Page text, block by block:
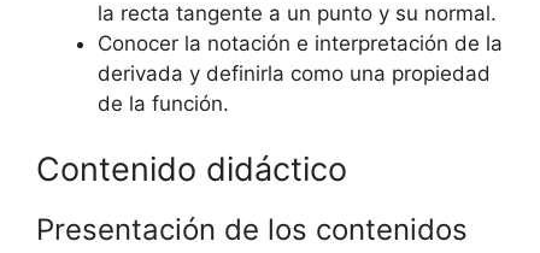
la recta tangente a un punto y su normal.
Conocer la notación e interpretación de la
derivada y definirla como una propiedad
de la función.
Contenido didáctico
Presentación de los contenidos